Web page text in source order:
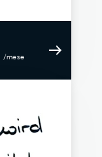
/mese